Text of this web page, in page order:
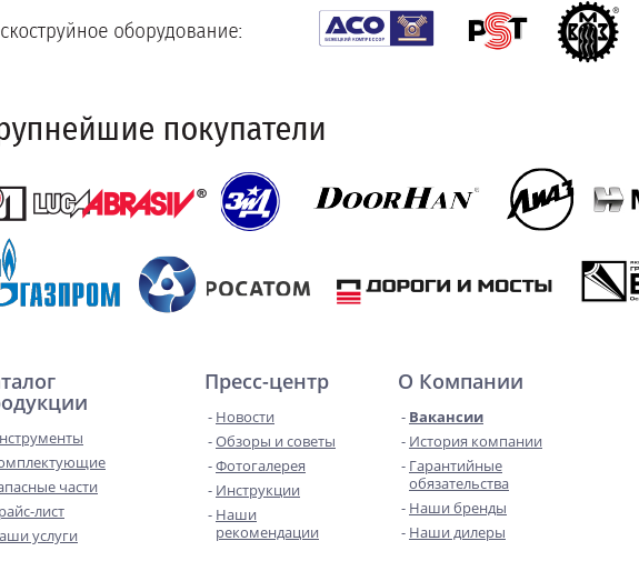
части
лист
услуги
Пресс-центр
Новости
Обзоры и советы
Фотогалерея
Инструкции
Наши
рекомендации
О Компании
Вакансии
История компании
Гарантийные
обязательства
Наши бренды
Наши дилеры